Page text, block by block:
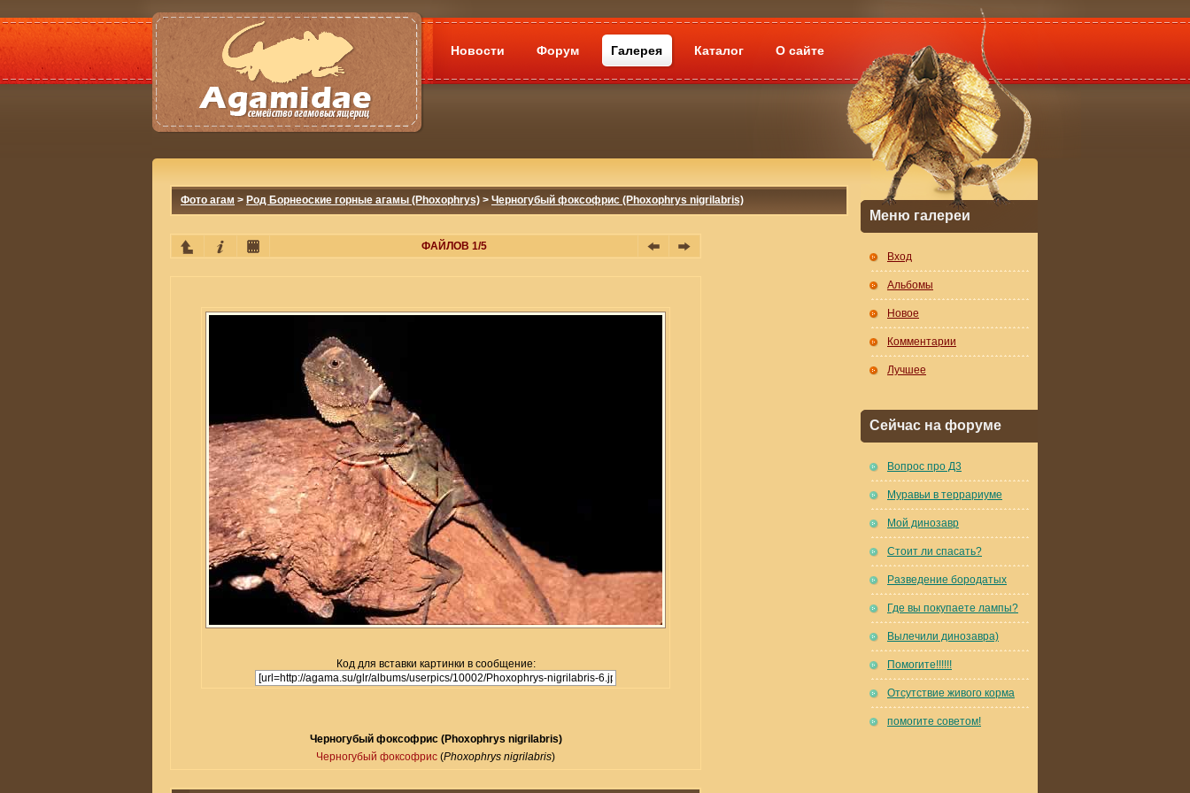
Новости Форум Галерея Каталог О сайте
Фото агам > Род Борнеоские горные агамы (Phoxophrys) > Черногубый фоксофрис (Phoxophrys nigrilabris)
ФАЙЛОВ 1/5
Код для вставки картинки в сообщение:
Черногубый фоксофрис (Phoxophrys nigrilabris)
Черногубый фоксофрис (Phoxophrys nigrilabris)
Меню галереи
Вход
Альбомы
Новое
Комментарии
Лучшее
Сейчас на форуме
Вопрос про Д3
Муравьи в террариуме
Мой динозавр
Стоит ли спасать?
Разведение бородатых
Где вы покупаете лампы?
Вылечили динозавра)
Помогите!!!!!!
Отсутствие живого корма
помогите советом!